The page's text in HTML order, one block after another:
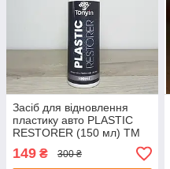
Засіб для відновлення
пластику авто PLASTIC
RESTORER (150 мл) ТМ
Tonyin
149 ₴ 300 ₴